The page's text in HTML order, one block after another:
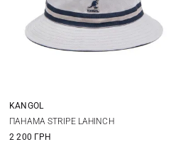
M L XL
KANGOL
ПАНАМА STRIPE LAHINCH
2 200 ГРН